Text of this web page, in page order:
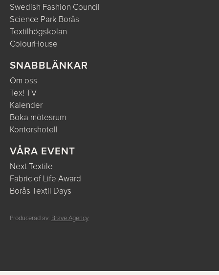
Swedish Fashion Council
Science Park Borås
Textilhögskolan
ColourHouse
SNABBLÄNKAR
Om oss
Tex! TV
Kalender
Boka mötesrum
Kontorshotell
VÅRA EVENT
Next Textile
Fabric of Life Award
Borås Textil Days
Producerad av: Brave Agency